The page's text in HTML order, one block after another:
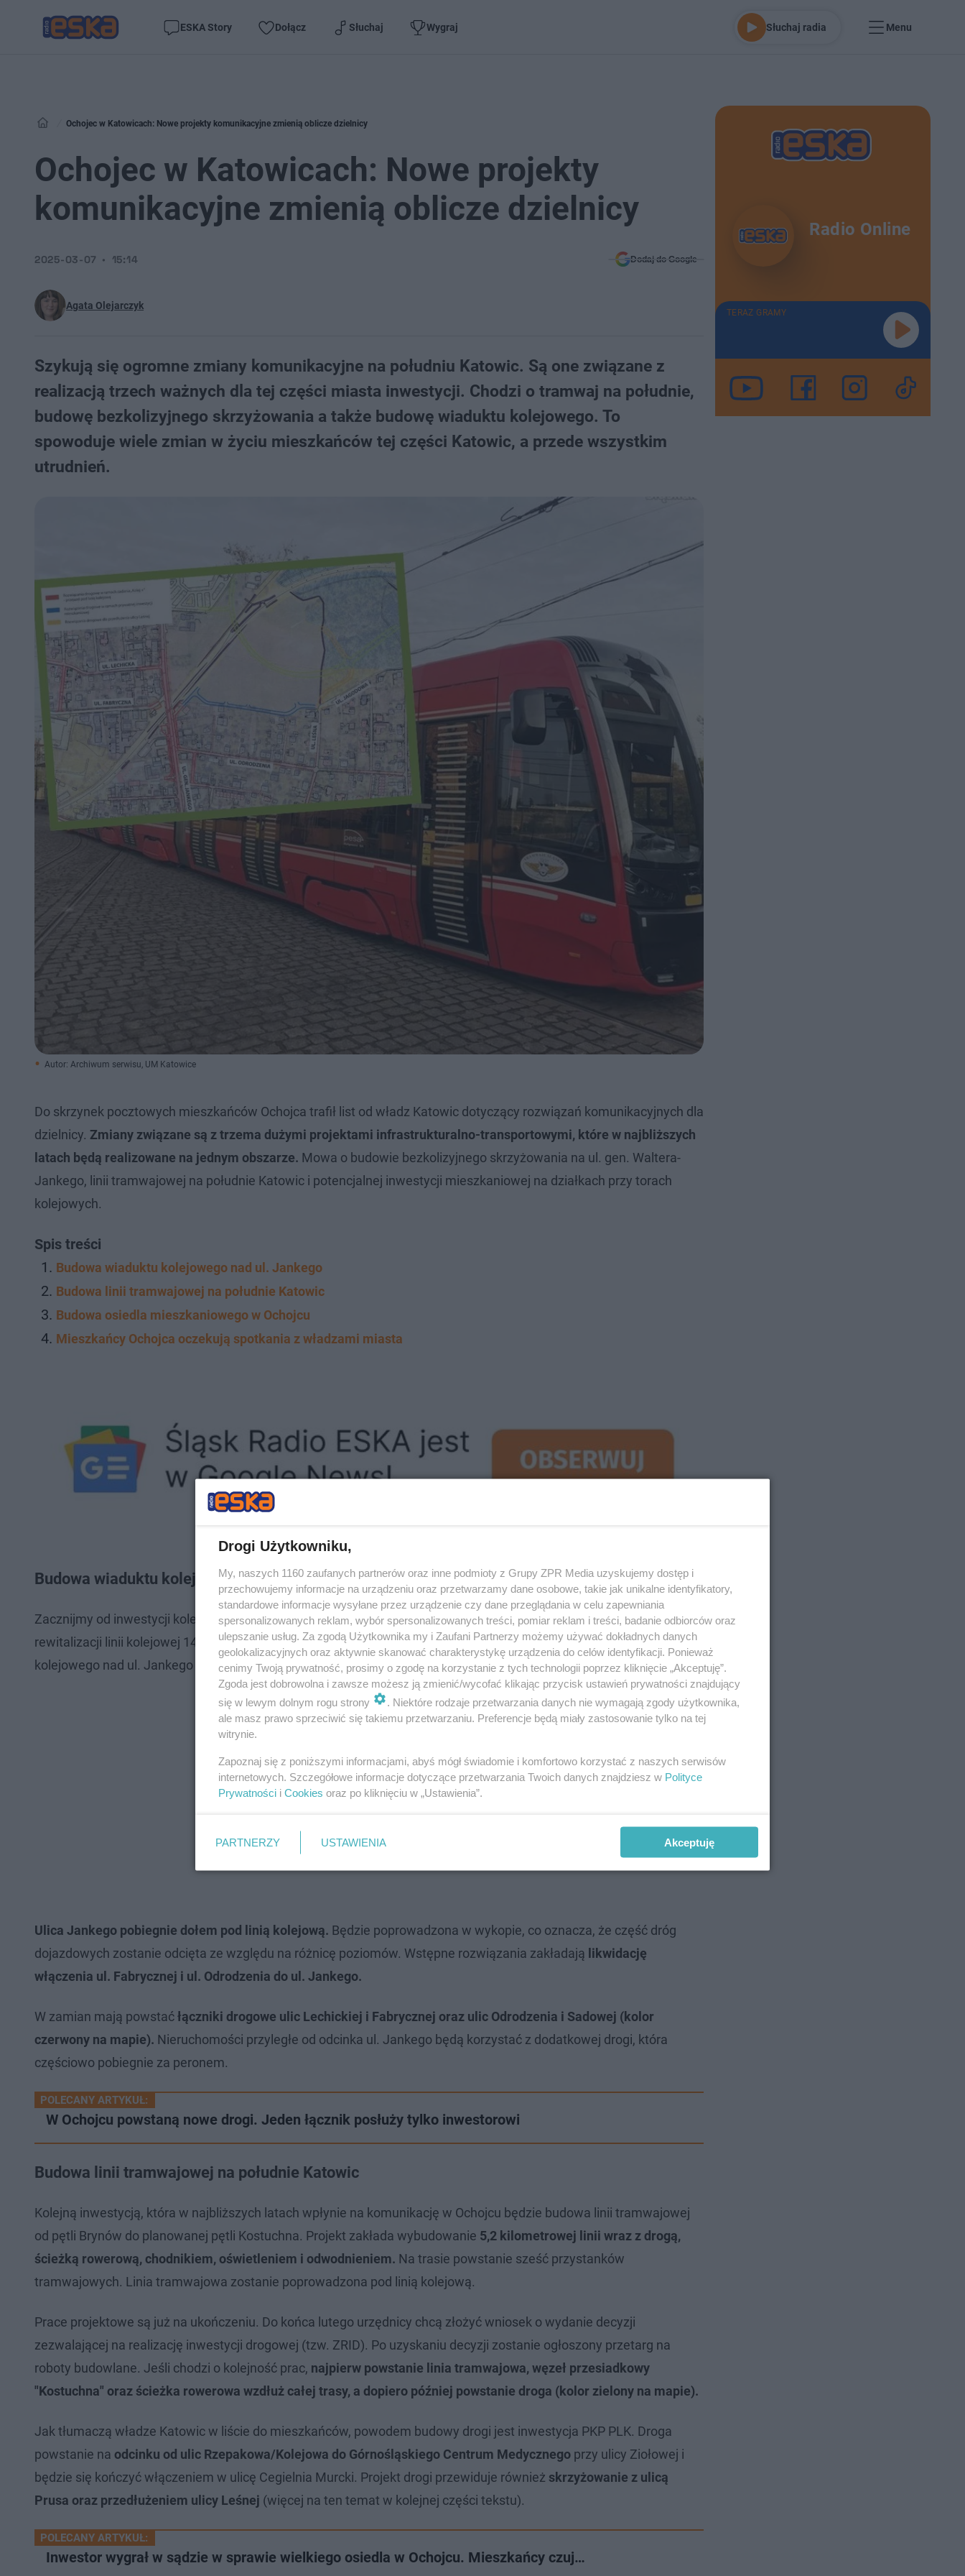
ESKA Story Dołącz Słuchaj Wygraj Słuchaj radia Menu
Ochojec w Katowicach: Nowe projekty komunikacyjne zmienią oblicze dzielnicy
Ochojec w Katowicach: Nowe projekty
komunikacyjne zmienią oblicze dzielnicy
Agata Olejarczyk
2025-03-07 15:14 Dodaj do Google
Szykują się ogromne zmiany komunikacyjne na południu Katowic. Są one związane z
realizacją trzech ważnych dla tej części miasta inwestycji. Chodzi o tramwaj na południe,
budowę bezkolizyjnego skrzyżowania a także budowę wiaduktu kolejowego. To
spowoduje wiele zmian w życiu mieszkańców tej części Katowic, a przede wszystkim
utrudnień.
Autor: Archiwum serwisu, UM Katowice
Do skrzynek pocztowych mieszkańców Ochojca trafił list od władz Katowic dotyczący rozwiązań komunikacyjnych dla
dzielnicy. Zmiany związane są z trzema dużymi projektami infrastrukturalno-transportowymi, które w najbliższych
latach będą realizowane na jednym obszarze. Mowa o budowie bezkolizyjnego skrzyżowania na ul. gen. Waltera-
Jankego, linii tramwajowej na południe Katowic i potencjalnej inwestycji mieszkaniowej na działkach przy torach
kolejowych.
Spis treści
Budowa wiaduktu kolejowego nad ul. Jankego
Budowa linii tramwajowej na południe Katowic
Budowa osiedla mieszkaniowego w Ochojcu
Mieszkańcy Ochojca oczekują spotkania z władzami miasta
Budowa wiaduktu kolejowego nad ul. Jankego
Zacznijmy od inwestycji kolejowej. W ramach programu "Kolej +" w Katowicach realizowany jest projekt dotyczący
rewitalizacji linii kolejowej 142 łączącej Tychy z katowicką Ligotą. Inwestycja obejmuje m.in. budowę wiaduktu
kolejowego nad ul. Jankego oraz niezbędną przebudowę układu kolejowego.
Ulica Jankego pobiegnie dołem pod linią kolejową. Będzie poprowadzona w wykopie, co oznacza, że część dróg
dojazdowych zostanie odcięta ze względu na różnicę poziomów. Wstępne rozwiązania zakładają likwidację
włączenia ul. Fabrycznej i ul. Odrodzenia do ul. Jankego.
W zamian mają powstaćłączniki drogowe ulic Lechickiej i Fabrycznej oraz ulic Odrodzenia i Sadowej (kolor
czerwony na mapie). Nieruchomości przyległe od odcinka ul. Jankego będą korzystać z dodatkowej drogi, która
częściowo pobiegnie za peronem.
POLECANY ARTYKUŁ:
W Ochojcu powstaną nowe drogi. Jeden łącznik posłuży tylko inwestorowi
Budowa linii tramwajowej na południe Katowic
Kolejną inwestycją, która w najbliższych latach wpłynie na komunikację w Ochojcu będzie budowa linii tramwajowej
od pętli Brynów do planowanej pętli Kostuchna. Projekt zakłada wybudowanie 5,2 kilometrowej linii wraz z drogą,
ścieżką rowerową, chodnikiem, oświetleniem i odwodnieniem. Na trasie powstanie sześć przystanków
tramwajowych. Linia tramwajowa zostanie poprowadzona pod linią kolejową.
Prace projektowe są już na ukończeniu. Do końca lutego urzędnicy chcą złożyć wniosek o wydanie decyzji
zezwalającej na realizację inwestycji drogowej (tzw. ZRID). Po uzyskaniu decyzji zostanie ogłoszony przetarg na
roboty budowlane. Jeśli chodzi o kolejność prac, najpierw powstanie linia tramwajowa, węzeł przesiadkowy
"Kostuchna" oraz ścieżka rowerowa wzdłuż całej trasy, a dopiero później powstanie droga (kolor zielony na mapie).
Jak tłumaczą władze Katowic w liście do mieszkańców, powodem budowy drogi jest inwestycja PKP PLK. Droga
powstanie na odcinku od ulic Rzepakowa/Kolejowa do Górnośląskiego Centrum Medycznego przy ulicy Ziołowej i
będzie się kończyć włączeniem w ulicę Cegielnia Murcki. Projekt drogi przewiduje również skrzyżowanie z ulicą
Prusa oraz przedłużeniem ulicy Leśnej (więcej na ten temat w kolejnej części tekstu).
POLECANY ARTYKUŁ:
Inwestor wygrał w sądzie w sprawie wielkiego osiedla w Ochojcu. Mieszkańcy czuj…
Radio Online
TERAZ GRAMY
Drogi Użytkowniku,
My, naszych 1160 zaufanych partnerów oraz inne podmioty z Grupy ZPR Media uzyskujemy dostęp i
przechowujemy informacje na urządzeniu oraz przetwarzamy dane osobowe, takie jak unikalne identyfikatory,
standardowe informacje wysyłane przez urządzenie czy dane przeglądania w celu zapewniania
spersonalizowanych reklam, wybór spersonalizowanych treści, pomiar reklam i treści, badanie odbiorców oraz
ulepszanie usług. Za zgodą Użytkownika my i Zaufani Partnerzy możemy używać dokładnych danych
geolokalizacyjnych oraz aktywnie skanować charakterystykę urządzenia do celów identyfikacji. Ponieważ
cenimy Twoją prywatność, prosimy o zgodę na korzystanie z tych technologii poprzez kliknięcie „Akceptuję”.
Zgoda jest dobrowolna i zawsze możesz ją zmienić/wycofać klikając przycisk ustawień prywatności znajdujący
się w lewym dolnym rogu strony
. Niektóre rodzaje przetwarzania danych nie wymagają zgody użytkownika,
ale masz prawo sprzeciwić się takiemu przetwarzaniu. Preferencje będą miały zastosowanie tylko na tej
witrynie.
Zapoznaj się z poniższymi informacjami, abyś mógł świadomie i komfortowo korzystać z naszych serwisów
internetowych. Szczegółowe informacje dotyczące przetwarzania Twoich danych znajdziesz w Polityce
Prywatności i Cookies oraz po kliknięciu w „Ustawienia”.
PARTNERZY USTAWIENIA Akceptuję